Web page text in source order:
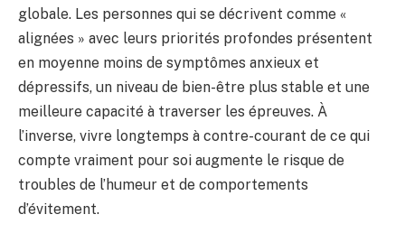
globale. Les personnes qui se décrivent comme «
alignées » avec leurs priorités profondes présentent
en moyenne moins de symptômes anxieux et
dépressifs, un niveau de bien-être plus stable et une
meilleure capacité à traverser les épreuves. À
l’inverse, vivre longtemps à contre-courant de ce qui
compte vraiment pour soi augmente le risque de
troubles de l’humeur et de comportements
d’évitement.